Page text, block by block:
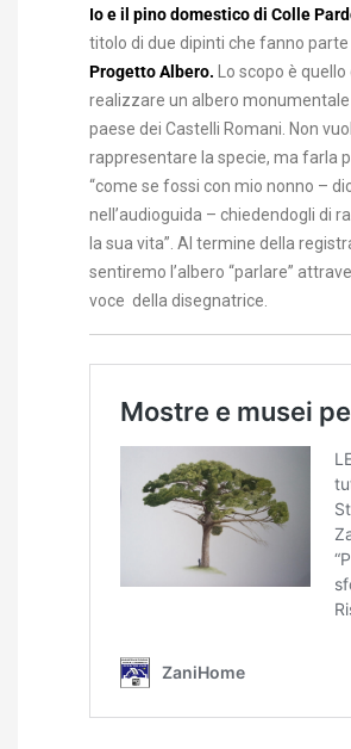
Io e il pino domestico di Colle
titolo di due dipinti che fanno parte
Progetto Albero. Lo scopo è quello
realizzare un albero monumentale
paese dei Castelli Romani. Non
rappresentare la specie, ma farla
“come se fossi con mio nonno –
nell’audioguida – chiedendogli di
la sua vita”. Al termine della
sentiremo l’albero “parlare”
voce della disegnatrice.